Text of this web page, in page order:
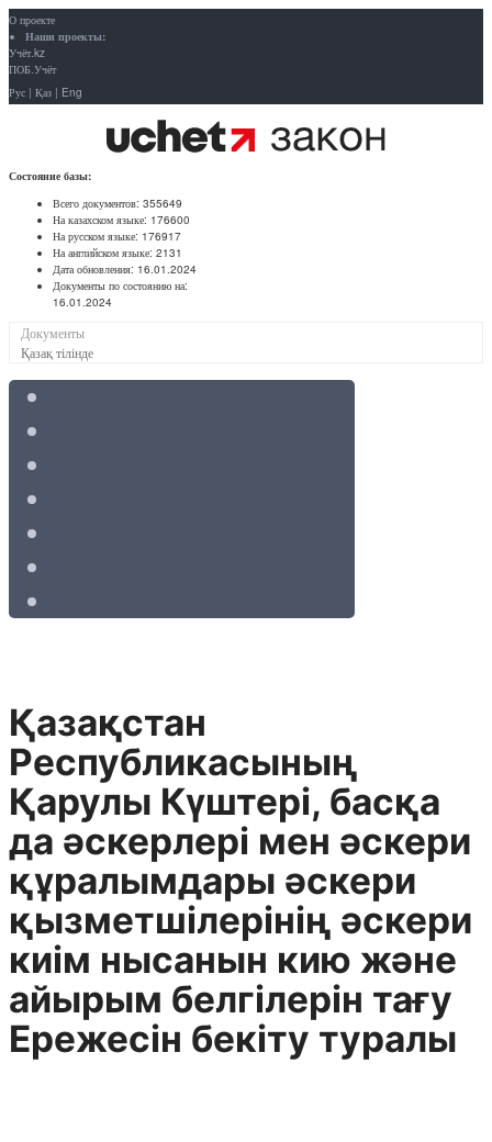
О проекте
Наши проекты:
Учёт.kz
ПОБ.Учёт
Рус | Қаз | Eng
Состояние базы:
Всего документов: 355649
На казахском языке: 176600
На русском языке: 176917
На английском языке: 2131
Дата обновления: 16.01.2024
Документы по состоянию на:
16.01.2024
Документы
Қазақ тілінде
Қазақстан
Республикасының
Қарулы Күштері, басқа
да әскерлері мен әскери
құралымдары әскери
қызметшілерінің әскери
киім нысанын кию және
айырым белгілерін тағу
Ережесін бекіту туралы